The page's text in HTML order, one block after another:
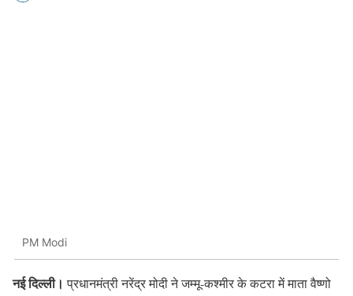
PM Modi
नई दिल्ली। प्रधानमंत्री नरेंद्र मोदी ने जम्मू-कश्मीर के कटरा में माता वैष्णो